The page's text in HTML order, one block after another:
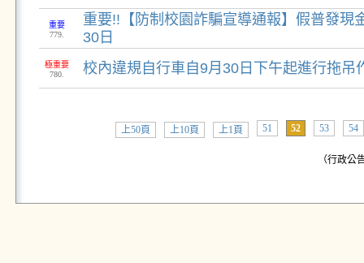
重要
779.
重要!!【防制校園詐騙宣導通報】假普發現
30日
極重要
780.
校內違規自行車自9月30日下午起進行拖吊
上50頁 上10頁 上1頁 51 52 53 54
（行政公